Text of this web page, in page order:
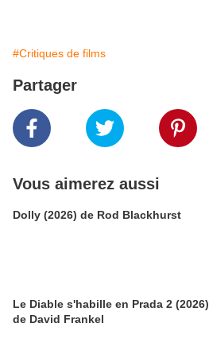
#Critiques de films
Partager
Vous aimerez aussi
Dolly (2026) de Rod Blackhurst
Le Diable s'habille en Prada 2 (2026)
de David Frankel